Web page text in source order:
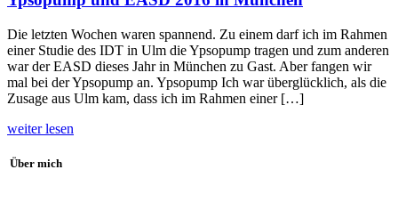
Die letzten Wochen waren spannend. Zu einem darf ich im Rahmen
einer Studie des IDT in Ulm die Ypsopump tragen und zum anderen
war der EASD dieses Jahr in München zu Gast. Aber fangen wir
mal bei der Ypsopump an. Ypsopump Ich war überglücklich, als die
Zusage aus Ulm kam, dass ich im Rahmen einer […]
weiter lesen
Über mich